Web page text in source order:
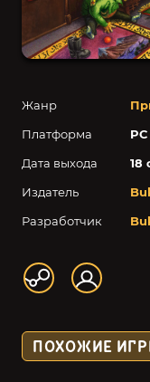
Жанр
Платформа
PC
Дата выхода
18
Издатель
Разработчик
ПОХОЖИЕ